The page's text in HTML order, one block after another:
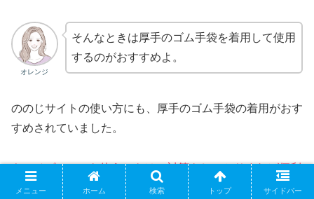
オレンジ
そんなときは厚手のゴム手袋を着用して使用
するのがおすすめよ。
ののじサイトの使い方にも、厚手のゴム手袋の着用がおす
すめされていました。
キャベピィmaxを使うときは、対策をしっかりすれば便利
に安全に使えますよ!
メニュー ホーム 検索 トップ サイドバー